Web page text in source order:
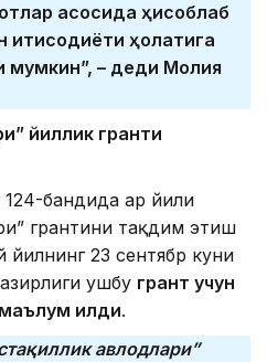
асосида ҳисоблаб
иқтисодиёти ҳолатига
мумкин”, – деди Молия
йиллик гранти
бандида ҳар йили
грантини тақдим этиш
йилнинг 23 сентябр куни
ушбу грант учун
қилди.
авлодлари”